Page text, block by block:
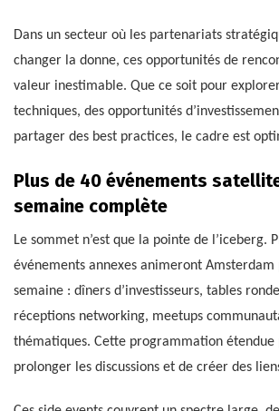
Dans un secteur où les partenariats
changer la donne, ces opportunités de
valeur inestimable. Que ce soit pour
techniques, des opportunités
partager des best practices, le cadre est
Plus de 40 événements
semaine complète
Le sommet n’est que la pointe de l’iceberg.
événements annexes animeront
semaine : dîners d’investisseurs, tables
réceptions networking, meetups
thématiques. Cette programmation étendue
prolonger les discussions et de créer des